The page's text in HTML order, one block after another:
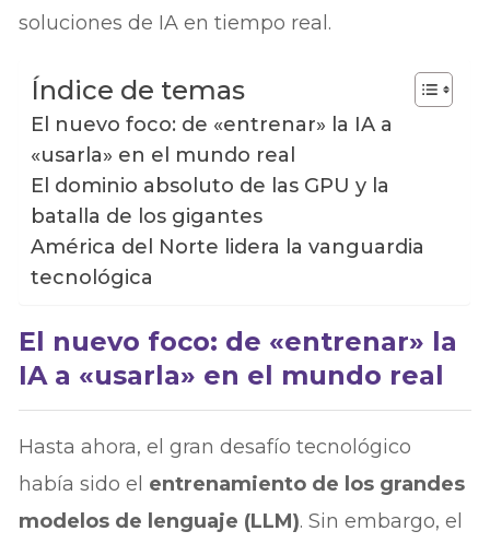
soluciones de IA en tiempo real.
Índice de temas
El nuevo foco: de «entrenar» la IA a
«usarla» en el mundo real
El dominio absoluto de las GPU y la
batalla de los gigantes
América del Norte lidera la vanguardia
tecnológica
El nuevo foco: de «entrenar» la
IA a «usarla» en el mundo real
Hasta ahora, el gran desafío tecnológico
había sido el entrenamiento de los grandes
modelos de lenguaje (LLM). Sin embargo, el